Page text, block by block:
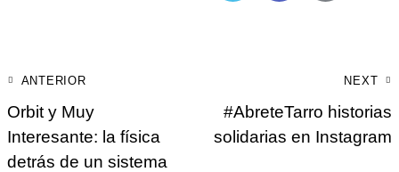
ANTERIOR
Orbit y Muy
Interesante: la física
detrás de un sistema
NEXT
#AbreteTarro historias
solidarias en Instagram